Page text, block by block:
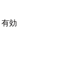
効